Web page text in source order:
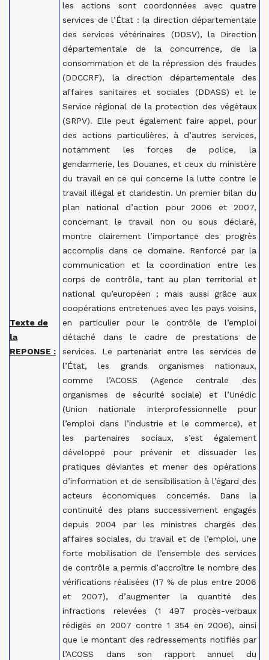
Texte de
la
REPONSE :
les actions sont coordonnées avec quatre
services de l’État : la direction départementale
des services vétérinaires (DDSV), la Direction
départementale de la concurrence, de la
consommation et de la répression des fraudes
(DDCCRF), la direction départementale des
affaires sanitaires et sociales (DDASS) et le
Service régional de la protection des végétaux
(SRPV). Elle peut également faire appel, pour
des actions particulières, à d’autres services,
notamment les forces de police, la
gendarmerie, les Douanes, et ceux du ministère
du travail en ce qui concerne la lutte contre le
travail illégal et clandestin. Un premier bilan du
plan national d’action pour 2006 et 2007,
concernant le travail non ou sous déclaré,
montre clairement l’importance des progrès
accomplis dans ce domaine. Renforcé par la
communication et la coordination entre les
corps de contrôle, tant au plan territorial et
national qu’européen ; mais aussi grâce aux
coopérations entretenues avec les pays voisins,
en particulier pour le contrôle de l’emploi
détaché dans le cadre de prestations de
services. Le partenariat entre les services de
l’État, les grands organismes nationaux,
comme l’ACOSS (Agence centrale des
organismes de sécurité sociale) et l’Unédic
(Union nationale interprofessionnelle pour
l’emploi dans l’industrie et le commerce), et
les partenaires sociaux, s’est également
développé pour prévenir et dissuader les
pratiques déviantes et mener des opérations
d’information et de sensibilisation à l’égard des
acteurs économiques concernés. Dans la
continuité des plans successivement engagés
depuis 2004 par les ministres chargés des
affaires sociales, du travail et de l’emploi, une
forte mobilisation de l’ensemble des services
de contrôle a permis d’accroître le nombre des
vérifications réalisées (17 % de plus entre 2006
et 2007), d’augmenter la quantité des
infractions relevées (1 497 procès-verbaux
rédigés en 2007 contre 1 354 en 2006), ainsi
que le montant des redressements notifiés par
l’ACOSS dans son rapport annuel du